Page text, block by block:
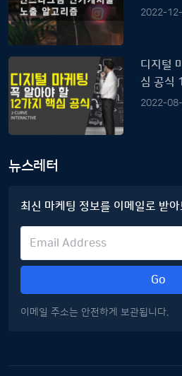
2022-
디지털
심 공식
2022-
뉴스레터
최신 마케팅 정보를 이메일로 받아
Go
이메일 주소는 안전하게 보관됩니다.